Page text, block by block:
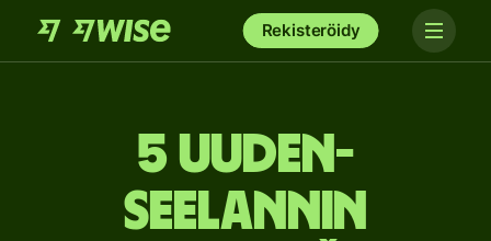
Rekisteröidy
5 Uuden-
Seelannin